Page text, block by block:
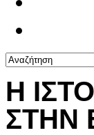
Η
ΣΤΗΝ